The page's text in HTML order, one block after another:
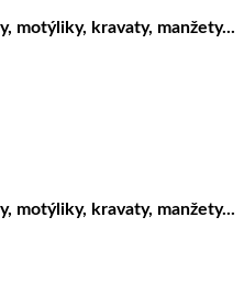
motýliky, kravaty, manžety...
motýliky, kravaty, manžety...